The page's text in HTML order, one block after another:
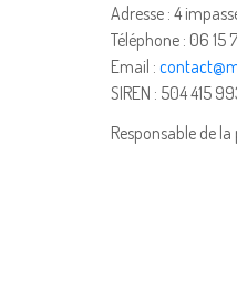
Adresse : 4
Téléphone : 06 15
Email :
SIREN : 504 415
Responsable de